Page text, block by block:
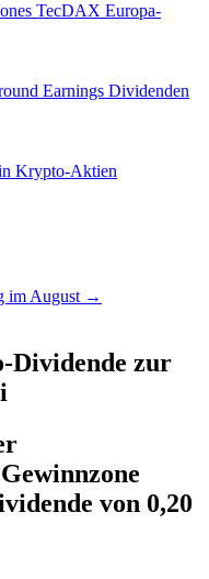
TecDAX Europa-
Earnings Dividenden
Krypto-Aktien
im August →
Dividende zur
von 0,20